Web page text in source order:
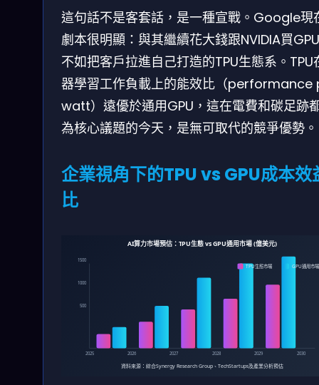
這句話不是客套話，是一種宣戰。Google現
劇本很明顯：與其繼續花大錢跟NVIDIA買
不如把客戶拉進自己打造的TPU生態系。TPU
器學習工作負載上的能效比（performance
watt）遠優於通用GPU，這在電費和碳足跡
為核心議題的今天，是無可取代的競爭優勢。
企業視角下的TPU vs GPU成本效
比
AI算力市場預估：TPU生態 vs GPU通用市場 (億美元)
500
1000
1500
2025 2026 2027 2028 2029 2030
資料來源：綜合Synergy Research Group、TechStartups及產業分析預估
TPU生態市場 GPU通用市場